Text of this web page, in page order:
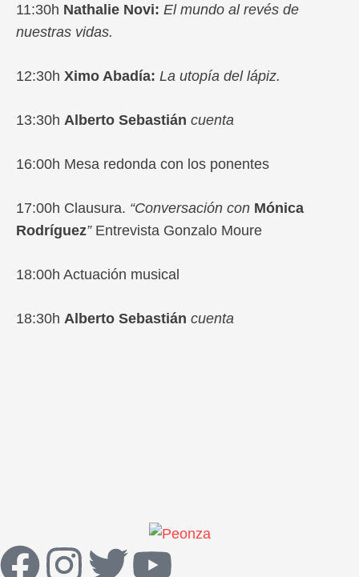
11:30h Nathalie Novi: El mundo al revés de
nuestras vidas.
12:30h Ximo Abadía: La utopía del lápiz.
13:30h Alberto Sebastián cuenta
16:00h Mesa redonda con los ponentes
17:00h Clausura. “Conversación con Mónica
Rodríguez” Entrevista Gonzalo Moure
18:00h Actuación musical
18:30h Alberto Sebastián cuenta